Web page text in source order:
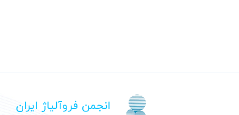
انجمن فروآلیاژ ایران